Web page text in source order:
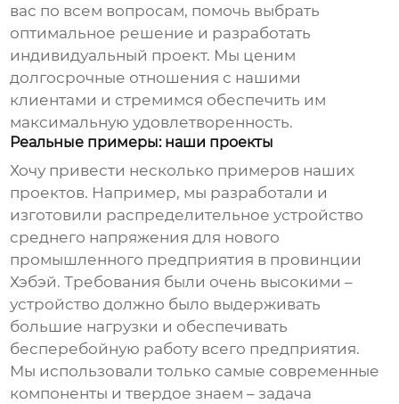
вас по всем вопросам, помочь выбрать
оптимальное решение и разработать
индивидуальный проект. Мы ценим
долгосрочные отношения с нашими
клиентами и стремимся обеспечить им
максимальную удовлетворенность.
Реальные примеры: наши проекты
Хочу привести несколько примеров наших
проектов. Например, мы разработали и
изготовили распределительное устройство
среднего напряжения для нового
промышленного предприятия в провинции
Хэбэй. Требования были очень высокими –
устройство должно было выдерживать
большие нагрузки и обеспечивать
бесперебойную работу всего предприятия.
Мы использовали только самые современные
компоненты и твердое знаем – задача